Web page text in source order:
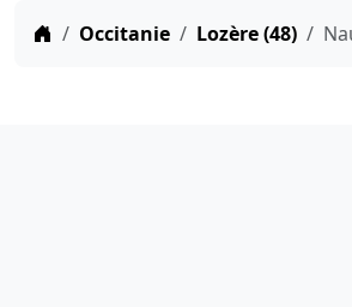
Occitanie Lozère (48)